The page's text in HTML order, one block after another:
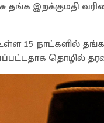
தங்க இறக்குமதி
15 நாட்களில்
தொழில்